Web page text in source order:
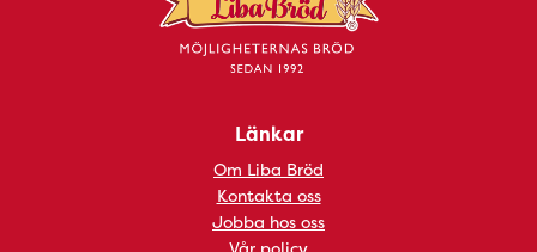
Länkar
Om Liba Bröd
Kontakta oss
Jobba hos oss